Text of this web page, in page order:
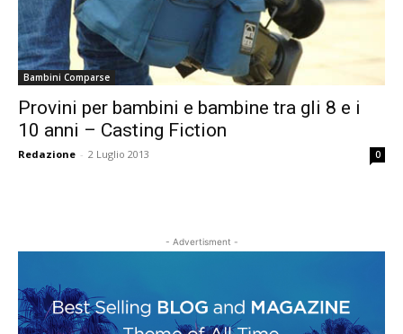
Bambini Comparse
Provini per bambini e bambine tra gli 8 e i
10 anni – Casting Fiction
Redazione - 2 Luglio 2013 0
- Advertisment -